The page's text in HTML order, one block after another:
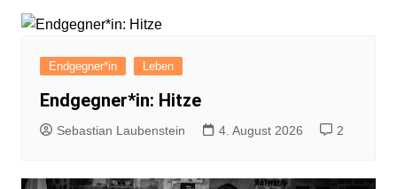
Endgegner*in Leben
Endgegner*in: Hitze
Sebastian Laubenstein 4. August 2026 2